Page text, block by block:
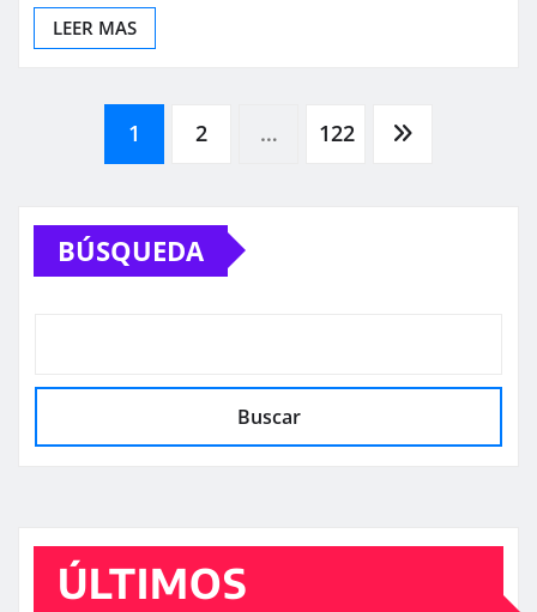
LEER MAS
Paginación
de
entradas
1 2 … 122
BÚSQUEDA
Buscar
ÚLTIMOS